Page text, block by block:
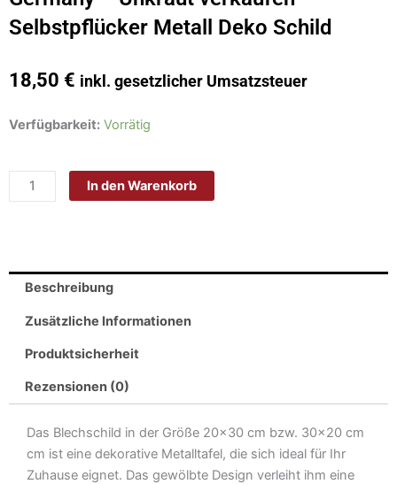
Selbstpflücker Metall Deko Schild
18,50 € inkl. gesetzlicher Umsatzsteuer
Verfügbarkeit: Vorrätig
Schild
Germany
Unkraut
Selbstpflücker
Metall
Deko
Menge
In den Warenkorb
Beschreibung
Zusätzliche Informationen
Produktsicherheit
Rezensionen (0)
Das Blechschild in der Größe 20×30 cm bzw. 30×20 cm
cm ist eine dekorative Metalltafel, die sich ideal für Ihr
Zuhause eignet. Das gewölbte Design verleiht ihm eine